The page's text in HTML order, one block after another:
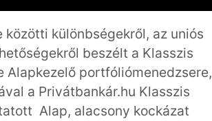
különbségekről, az uniós
beszélt a Klasszis
Alapkezelő portfóliómenedzsere,
a Privátbankár.hu Klasszis
Alap, alacsony kockázat